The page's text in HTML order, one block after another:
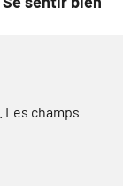
Les champs